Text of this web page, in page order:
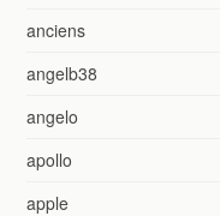
anciens
angelb38
angelo
apollo
apple